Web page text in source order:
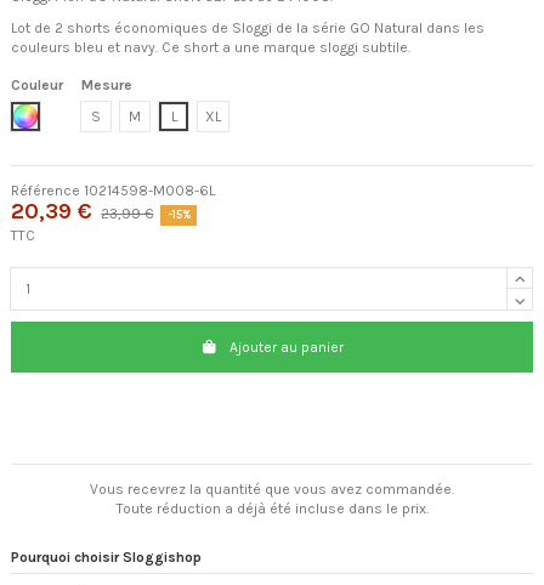
Lot de 2 shorts économiques de Sloggi de la série GO Natural dans les
couleurs bleu et navy. Ce short a une marque sloggi subtile.
Couleur
Mix
Mesure
S
M L XL
Référence 10214598-M008-6L
20,39 € 23,99 € -15%
TTC
Ajouter au panier
Vous recevrez la quantité que vous avez commandée.
Toute réduction a déjà été incluse dans le prix.
Pourquoi choisir Sloggishop